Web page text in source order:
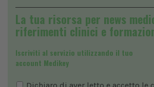
La tua risorsa per news
riferimenti clinici e
Iscriviti al servizio utilizzando il tuo
account Medikey